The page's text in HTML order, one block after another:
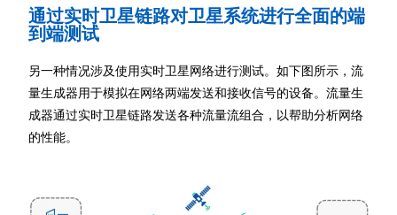
通过实时卫星链路对卫星系统进行全面的端
到端测试
另一种情况涉及使用实时卫星网络进行测试。如下图所示，流
量生成器用于模拟在网络两端发送和接收信号的设备。流量生
成器通过实时卫星链路发送各种流量流组合，以帮助分析网络
的性能。